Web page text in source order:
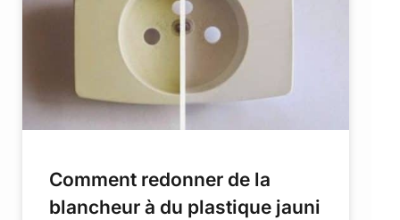
Comment redonner de la
blancheur à du plastique jauni